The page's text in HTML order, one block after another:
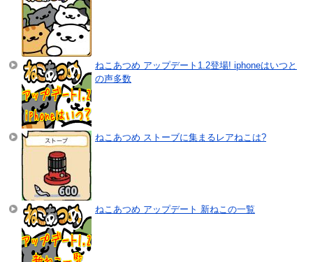
ねこあつめ アップデート1.2登場! iphoneはいつと
の声多数
ねこあつめ ストーブに集まるレアねこは?
ねこあつめ アップデート 新ねこの一覧